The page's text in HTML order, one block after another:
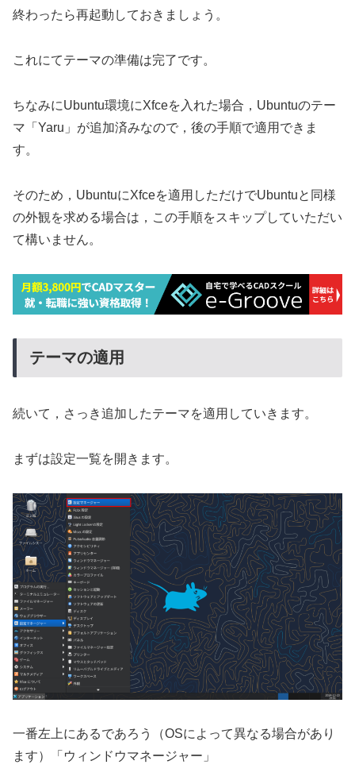
終わったら再起動しておきましょう。
これにてテーマの準備は完了です。
ちなみにUbuntu環境にXfceを入れた場合，Ubuntuのテー
マ「Yaru」が追加済みなので，後の手順で適用できま
す。
そのため，UbuntuにXfceを適用しただけでUbuntuと同様
の外観を求める場合は，この手順をスキップしていただい
て構いません。
テーマの適用
続いて，さっき追加したテーマを適用していきます。
まずは設定一覧を開きます。
一番左上にあるであろう（OSによって異なる場合があり
ます）「ウィンドウマネージャー」